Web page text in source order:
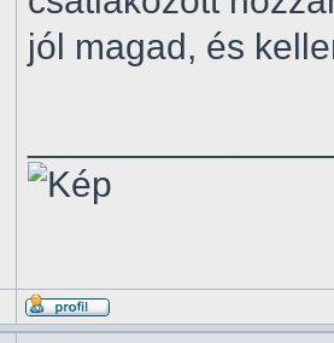
jól magad, és